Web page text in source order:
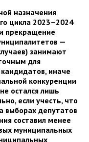
назначения
цикла 2023–2024
прекращение
—
занимают
для
иначе
конкуренции
остался лишь
если учесть, что
выборах депутатов
составил менее
муниципальных